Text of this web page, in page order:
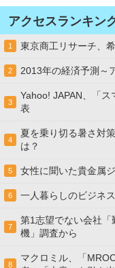
アクセスランキン
1 東京商工リサーチ、
2 2013年の経済予測～
3
Yahoo! JAPAN、「
表
4
夏を乗り切る暑さ対
は？
5 女性に聞いた貴金属
6 一人暮らしのビジネ
7
第1志望でない会社
機」調査から
8
マクロミル、「